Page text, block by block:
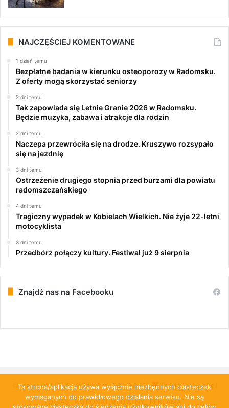
NAJCZĘŚCIEJ KOMENTOWANE
1 dzień temu
Bezpłatne badania w kierunku osteoporozy w Radomsku.
Z oferty mogą skorzystać seniorzy
2 dni temu
Tak zapowiada się Letnie Granie 2026 w Radomsku.
Będzie muzyka, zabawa i atrakcje dla rodzin
2 dni temu
Naczepa przewróciła się na drodze. Kruszywo rozsypało
się na jezdnię
3 dni temu
Ostrzeżenie drugiego stopnia przed burzami dla powiatu
radomszczańskiego
4 dni temu
Tragiczny wypadek w Kobielach Wielkich. Nie żyje 22-letni
motocyklista
3 dni temu
Przedbórz połączy kultury. Festiwal już 9 sierpnia
Znajdź nas na Facebooku
© Copyright 2026, All Rights Reserved | PulsRadomska.pl
O NAS PATRONAT MEDIALNY REKLAMA
Ta strona/aplikacja używa wyłącznie niezbędnych ciasteczek
wymaganych do prawidłowego działania serwisu. Nie są